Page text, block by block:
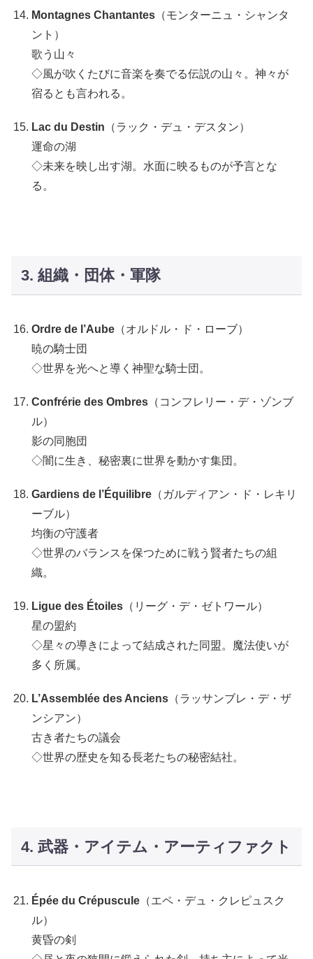
Montagnes Chantantes （モンターニュ・シャンタ
ント）
歌う山々
◇風が吹くたびに音楽を奏でる伝説の山々。神々が
宿るとも言われる。
Lac du Destin （ラック・デュ・デスタン）
運命の湖
◇未来を映し出す湖。水面に映るものが予言とな
る。
3. 組織・団体・軍隊
Ordre de l’Aube （オルドル・ド・ローブ）
暁の騎士団
◇世界を光へと導く神聖な騎士団。
Confrérie des Ombres （コンフレリー・デ・ゾンブ
ル）
影の同胞団
◇闇に生き、秘密裏に世界を動かす集団。
Gardiens de l’Équilibre （ガルディアン・ド・レキリ
ーブル）
均衡の守護者
◇世界のバランスを保つために戦う賢者たちの組
織。
Ligue des Étoiles （リーグ・デ・ゼトワール）
星の盟約
◇星々の導きによって結成された同盟。魔法使いが
多く所属。
L’Assemblée des Anciens （ラッサンブレ・デ・ザ
ンシアン）
古き者たちの議会
◇世界の歴史を知る長老たちの秘密結社。
4. 武器・アイテム・アーティファクト
Épée du Crépuscule （エペ・デュ・クレピュスク
ル）
黄昏の剣